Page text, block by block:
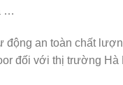
…
động an toàn chất
đối với thị trường Hà